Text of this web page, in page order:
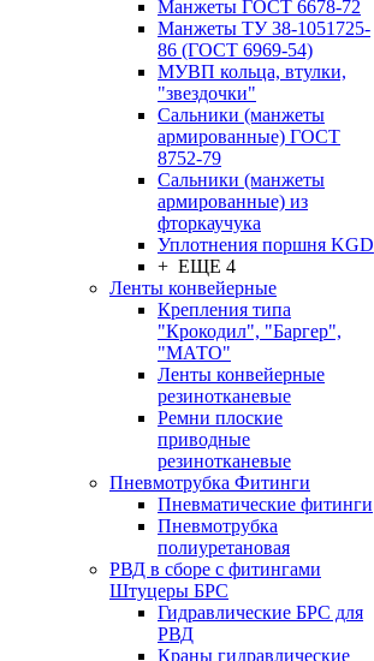
Манжеты ГОСТ 6678-72
Манжеты ТУ 38-1051725-
86 (ГОСТ 6969-54)
МУВП кольца, втулки,
"звездочки"
Сальники (манжеты
армированные) ГОСТ
8752-79
Сальники (манжеты
армированные) из
фторкаучука
Уплотнения поршня KGD
+ ЕЩЕ 4
Ленты конвейерные
Крепления типа
"Крокодил", "Баргер",
"МАТО"
Ленты конвейерные
резинотканевые
Ремни плоские
приводные
резинотканевые
Пневмотрубка Фитинги
Пневматические фитинги
Пневмотрубка
полиуретановая
РВД в сборе с фитингами
Штуцеры БРС
Гидравлические БРС для
РВД
Краны гидравлические